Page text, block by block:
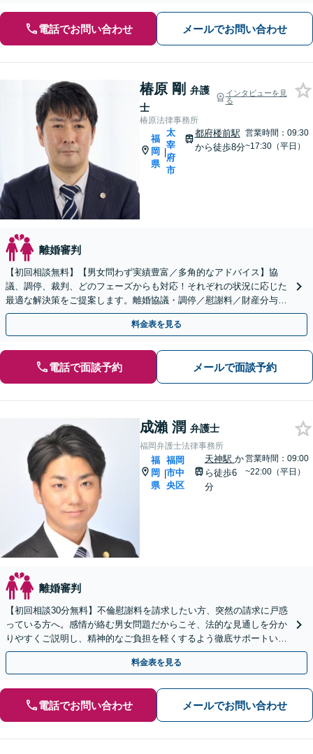
電話でお問い合わせ メールでお問い合わせ
椿原 剛 弁護
士
インタビューを見
る
椿原法律事務所
福
岡
県
|
太
宰
府
市
都府楼前駅
から徒歩8分
営業時間：09:30
~17:30（平日）
離婚審判
【初回相談無料】【男女問わず実績豊富／多角的なアドバイス】協
議、調停、裁判、どのフェーズからも対応！それぞれの状況に応じた
最適な解決策をご提案します。離婚協議・調停／慰謝料／財産分与／
親権・養育費・面会交流／婚姻費用【休日・夜間相談可】
料金表を見る
電話で面談予約 メールで面談予約
成瀨 潤 弁護士
福岡弁護士法律事務所
福
岡
県
|
福岡
市中
央区
天神駅 か
ら徒歩6
分
営業時間：09:00
~22:00（平日）
離婚審判
【初回相談30分無料】不倫慰謝料を請求したい方、突然の請求に戸惑
っている方へ。感情が絡む男女問題だからこそ、法的な見通しを分か
りやすくご説明し、精神的なご負担を軽くするよう徹底サポートいた
します。一人で悩まずご相談を。【天神駅徒歩5分】
料金表を見る
電話でお問い合わせ メールでお問い合わせ